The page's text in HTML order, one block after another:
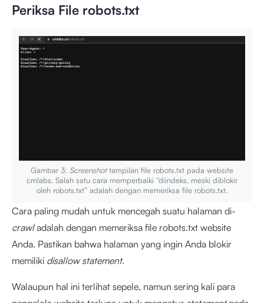
Periksa File robots.txt
Gambar 3: Screenshottampilan file robots.txt pada website
cmlabs. Salah satu cara memperbaiki “diindeks, meski diblokir
oleh robots.txt” adalah dengan memeriksa file robots.txt.
Cara paling mudah untuk mencegah suatu halaman di-
crawladalah dengan memeriksa file robots.txt website
Anda. Pastikan bahwa halaman yang ingin Anda blokir
memiliki disallow statement.
Walaupun hal ini terlihat sepele, namun sering kali para